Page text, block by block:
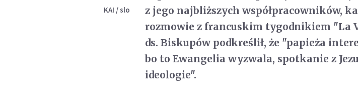
KAI / slo
z jego najbliższych współpracowników,
rozmowie z francuskim tygodnikiem "La
ds. Biskupów podkreślił, że "papieża
bo to Ewangelia wyzwala, spotkanie z
ideologie".